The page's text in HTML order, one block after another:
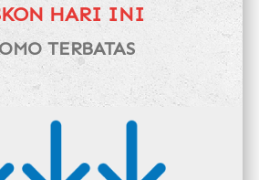
HARI INI
TERBATAS